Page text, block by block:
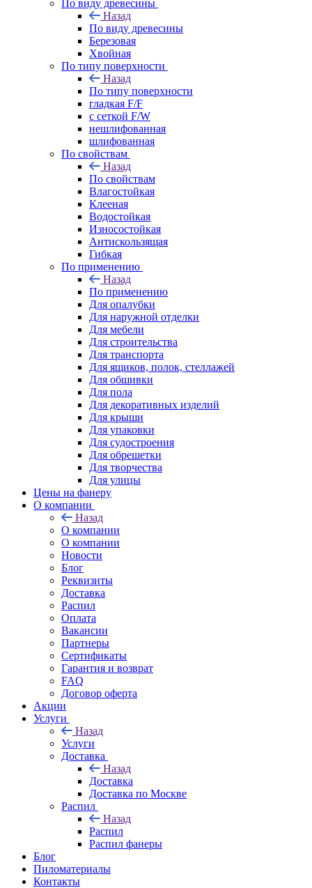
По виду древесины
Назад
По виду древесины
Березовая
Хвойная
По типу поверхности
Назад
По типу поверхности
гладкая F/F
с сеткой F/W
нешлифованная
шлифованная
По свойствам
Назад
По свойствам
Влагостойкая
Клееная
Водостойкая
Износостойкая
Антискользящая
Гибкая
По применению
Назад
По применению
Для опалубки
Для наружной отделки
Для мебели
Для строительства
Для транспорта
Для ящиков, полок, стеллажей
Для обшивки
Для пола
Для декоративных изделий
Для крыши
Для упаковки
Для судостроения
Для обрешетки
Для творчества
Для улицы
Цены на фанеру
О компании
Назад
О компании
О компании
Новости
Блог
Реквизиты
Доставка
Распил
Оплата
Вакансии
Партнеры
Сертификаты
Гарантия и возврат
FAQ
Договор оферта
Акции
Услуги
Назад
Услуги
Доставка
Назад
Доставка
Доставка по Москве
Распил
Назад
Распил
Распил фанеры
Блог
Пиломатериалы
Контакты